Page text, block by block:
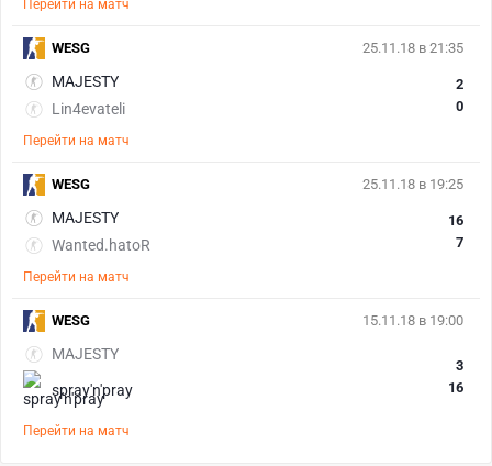
Перейти на матч
25.11.18 в 21:35
MAJESTY
Lin4evateli
2
0
Перейти на матч
WESG
25.11.18 в 19:25
MAJESTY
Wanted.hatoR
16
7
Перейти на матч
WESG
15.11.18 в 19:00
MAJESTY
spray'n'pray
3
16
Перейти на матч
WESG